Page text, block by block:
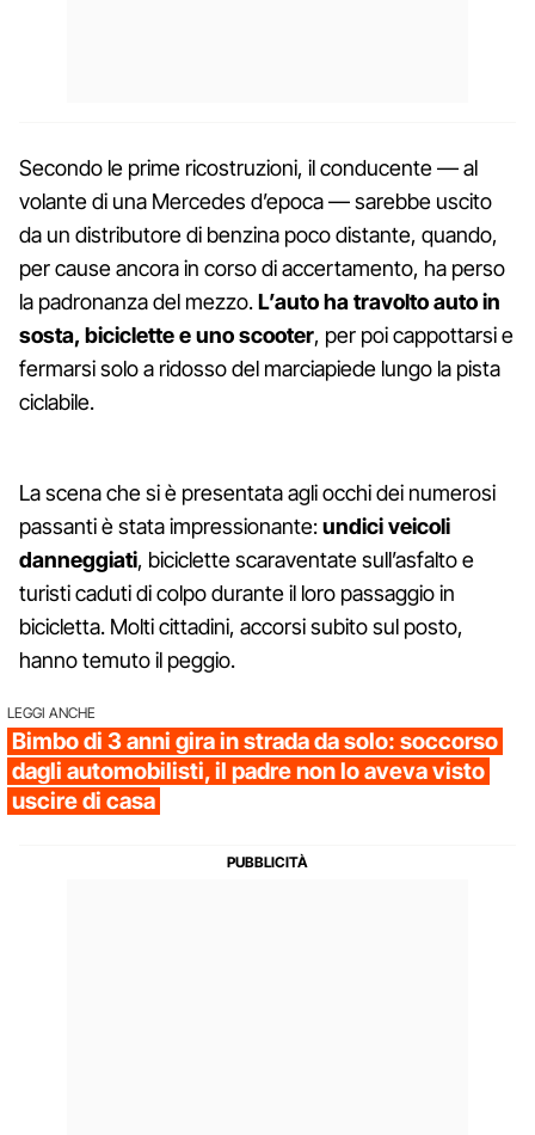
Secondo le prime ricostruzioni, il conducente — al
volante di una Mercedes d’epoca — sarebbe uscito
da un distributore di benzina poco distante, quando,
per cause ancora in corso di accertamento, ha perso
la padronanza del mezzo.L’auto ha travolto auto in
sosta, biciclette e uno scooter, per poi cappottarsi e
fermarsi solo a ridosso del marciapiede lungo la pista
ciclabile.
La scena che si è presentata agli occhi dei numerosi
passanti è stata impressionante:undici veicoli
danneggiati, biciclette scaraventate sull’asfalto e
turisti caduti di colpo durante il loro passaggio in
bicicletta. Molti cittadini, accorsi subito sul posto,
hanno temuto il peggio.
LEGGI ANCHE
Bimbo di 3 anni gira in strada da solo: soccorso
dagli automobilisti, il padre non lo aveva visto
uscire di casa